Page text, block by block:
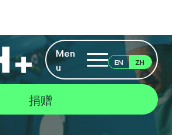
Men
u
ZH
EN
捐赠